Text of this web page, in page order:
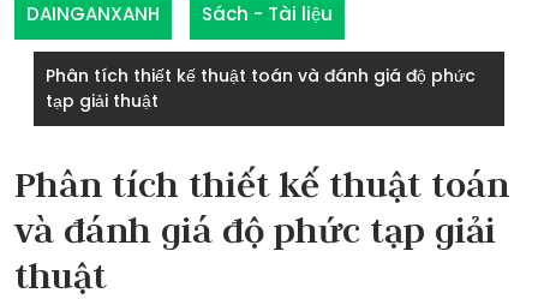
DAINGANXANH Sách - Tài liệu
Phân tích thiết kế thuật toán và đánh giá độ phức
tạp giải thuật
Phân tích thiết kế thuật toán
và đánh giá độ phức tạp giải
thuật